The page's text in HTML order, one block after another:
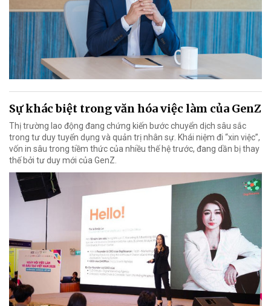
Sự khác biệt trong văn hóa việc làm của GenZ
Thị trường lao động đang chứng kiến bước chuyển dịch sâu sắc
trong tư duy tuyển dụng và quản trị nhân sự. Khái niệm đi “xin việc”,
vốn in sâu trong tiềm thức của nhiều thế hệ trước, đang dần bị thay
thế bởi tư duy mới của GenZ.